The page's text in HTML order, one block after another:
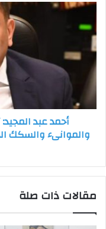
دعم
الفلسطيني
أحمد
المجيد:
توجيهات
الرئيس
بشأن
والسكك
تدفع
مركز
للتجارة
أحمد عبد
والموانىء والسكك
مقالات ذات صلة